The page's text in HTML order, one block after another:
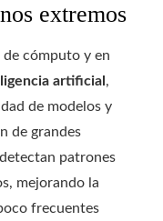
extremos
de cómputo y en
artificial ,
de modelos y
de grandes
patrones
mejorando la
frecuentes